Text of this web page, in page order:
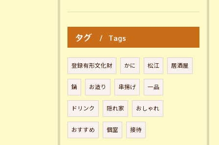
タグ Tags
登録有形文化財 かに 松江 居酒屋
鍋 お造り 串揚げ 一品
ドリンク 隠れ家 おしゃれ
おすすめ 個室 接待